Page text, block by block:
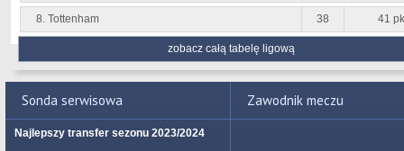
8. Tottenham 38 41
zobacz całą tabelę ligową
Sonda serwisowa
Najlepszy transfer sezonu 2023/2024
Zawodnik meczu